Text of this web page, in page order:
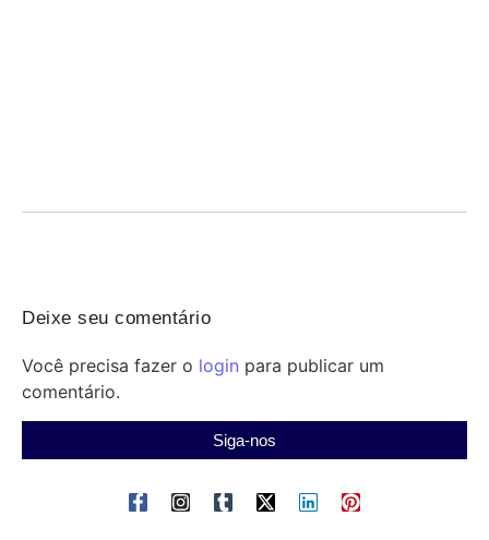
Deixe seu comentário
Você precisa fazer o login para publicar um
comentário.
Siga-nos